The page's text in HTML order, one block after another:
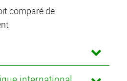
comparé de